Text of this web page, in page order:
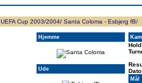
UEFA Cup 2003/2004/ Santa Coloma - Esbjerg fB/
Hjemme
Ude
Mål